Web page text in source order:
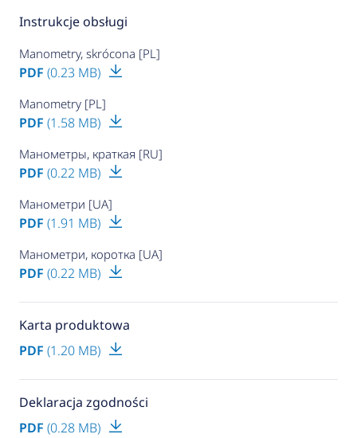
Instrukcje obsługi
Manometry, skrócona [PL]
PDF (0.23 MB)
Manometry [PL]
PDF (1.58 MB)
Манометры, краткая [RU]
PDF (0.22 MB)
Манометри [UA]
PDF (1.91 MB)
Манометри, коротка [UA]
PDF (0.22 MB)
Karta produktowa
PDF (1.20 MB)
Deklaracja zgodności
PDF (0.28 MB)